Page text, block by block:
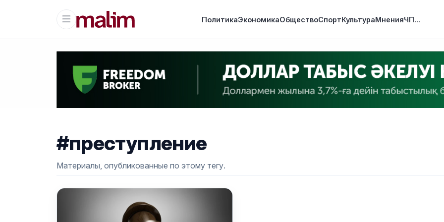
ПолитикаЭкономикаОбществоСпортКультураМненияЧП...
#преступление
Материалы, опубликованные по этому тегу.